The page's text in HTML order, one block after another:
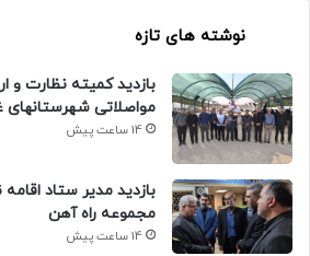
نوشته های تازه
بازدید کمیته نظارت و
مواصلاتی شهرستانهای
14 ساعت پیش
بازدید مدیر ستاد اقامه
مجموعه راه آهن
14 ساعت پیش